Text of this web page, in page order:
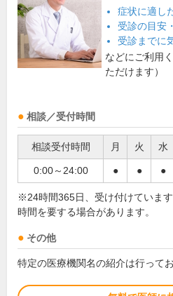
症状に適し
受診の目安
受診までに
などにご利用
ただけます）
相談／受付時間
相談受付時間 月 火 水
0:00～24:00 ● ● ●
※24時間365日、受け付けていま
時間を要する場合があります。
その他
特定の医療機関名の紹介は行ってお